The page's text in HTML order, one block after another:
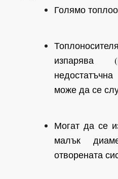
Голямо
може да се
Могат да се
малък
отворената